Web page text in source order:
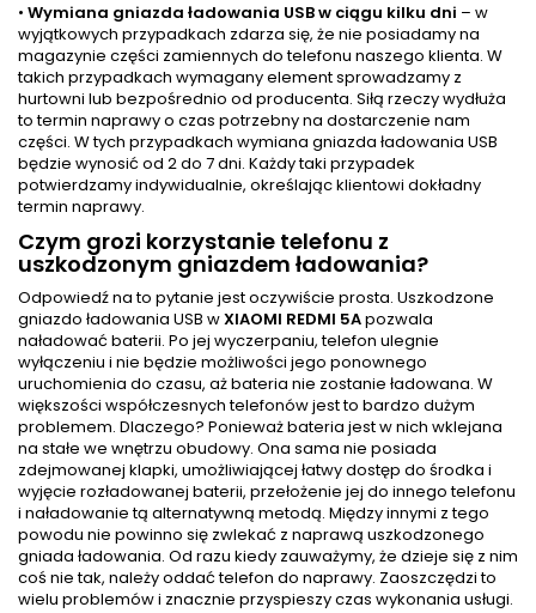
• Wymiana gniazda ładowania USB w ciągu kilku dni – w
wyjątkowych przypadkach zdarza się, że nie posiadamy na
magazynie części zamiennych do telefonu naszego klienta. W
takich przypadkach wymagany element sprowadzamy z
hurtowni lub bezpośrednio od producenta. Siłą rzeczy wydłuża
to termin naprawy o czas potrzebny na dostarczenie nam
części. W tych przypadkach wymiana gniazda ładowania USB
będzie wynosić od 2 do 7 dni. Każdy taki przypadek
potwierdzamy indywidualnie, określając klientowi dokładny
termin naprawy.
Czym grozi korzystanie telefonu z
uszkodzonym gniazdem ładowania?
Odpowiedź na to pytanie jest oczywiście prosta. Uszkodzone
gniazdo ładowania USB wXIAOMI REDMI 5Apozwala
naładować baterii. Po jej wyczerpaniu, telefon ulegnie
wyłączeniu i nie będzie możliwości jego ponownego
uruchomienia do czasu, aż bateria nie zostanie ładowana. W
większości współczesnych telefonów jest to bardzo dużym
problemem. Dlaczego? Ponieważ bateria jest w nich wklejana
na stałe we wnętrzu obudowy. Ona sama nie posiada
zdejmowanej klapki, umożliwiającej łatwy dostęp do środka i
wyjęcie rozładowanej baterii, przełożenie jej do innego telefonu
i naładowanie tą alternatywną metodą. Między innymi z tego
powodu nie powinno się zwlekać z naprawą uszkodzonego
gniada ładowania. Od razu kiedy zauważymy, że dzieje się z nim
coś nie tak, należy oddać telefon do naprawy. Zaoszczędzi to
wielu problemów i znacznie przyspieszy czas wykonania usługi.